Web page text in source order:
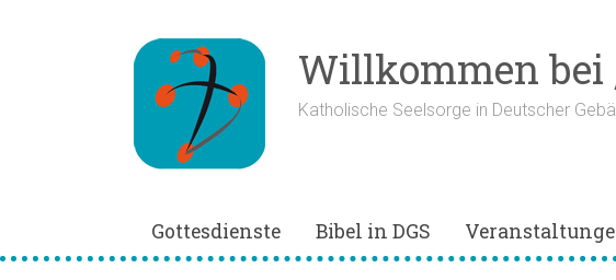
Willkommen bei
Katholische Seelsorge in Deutscher
Gottesdienste Bibel in DGS